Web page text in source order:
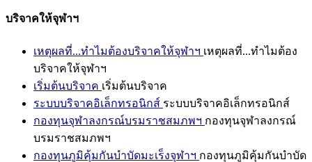
บริจาคให้จุฬาฯ
เหตุผลที่...ทำไมต้องบริจาคให้จุฬาฯ เหตุผลที่...ทำไมต้อง
บริจาคให้จุฬาฯ
เริ่มต้นบริจาค เริ่มต้นบริจาค
ระบบบริจาคอิเล็กทรอนิกส์ ระบบบริจาคอิเล็กทรอนิกส์
กองทุนจุฬาลงกรณ์บรมราชสมภพฯ กองทุนจุฬาลงกรณ์
บรมราชสมภพฯ
กองทุนภูมิคุ้มกันบำบัดมะเร็งจุฬาฯ กองทุนภูมิคุ้มกันบำบัด